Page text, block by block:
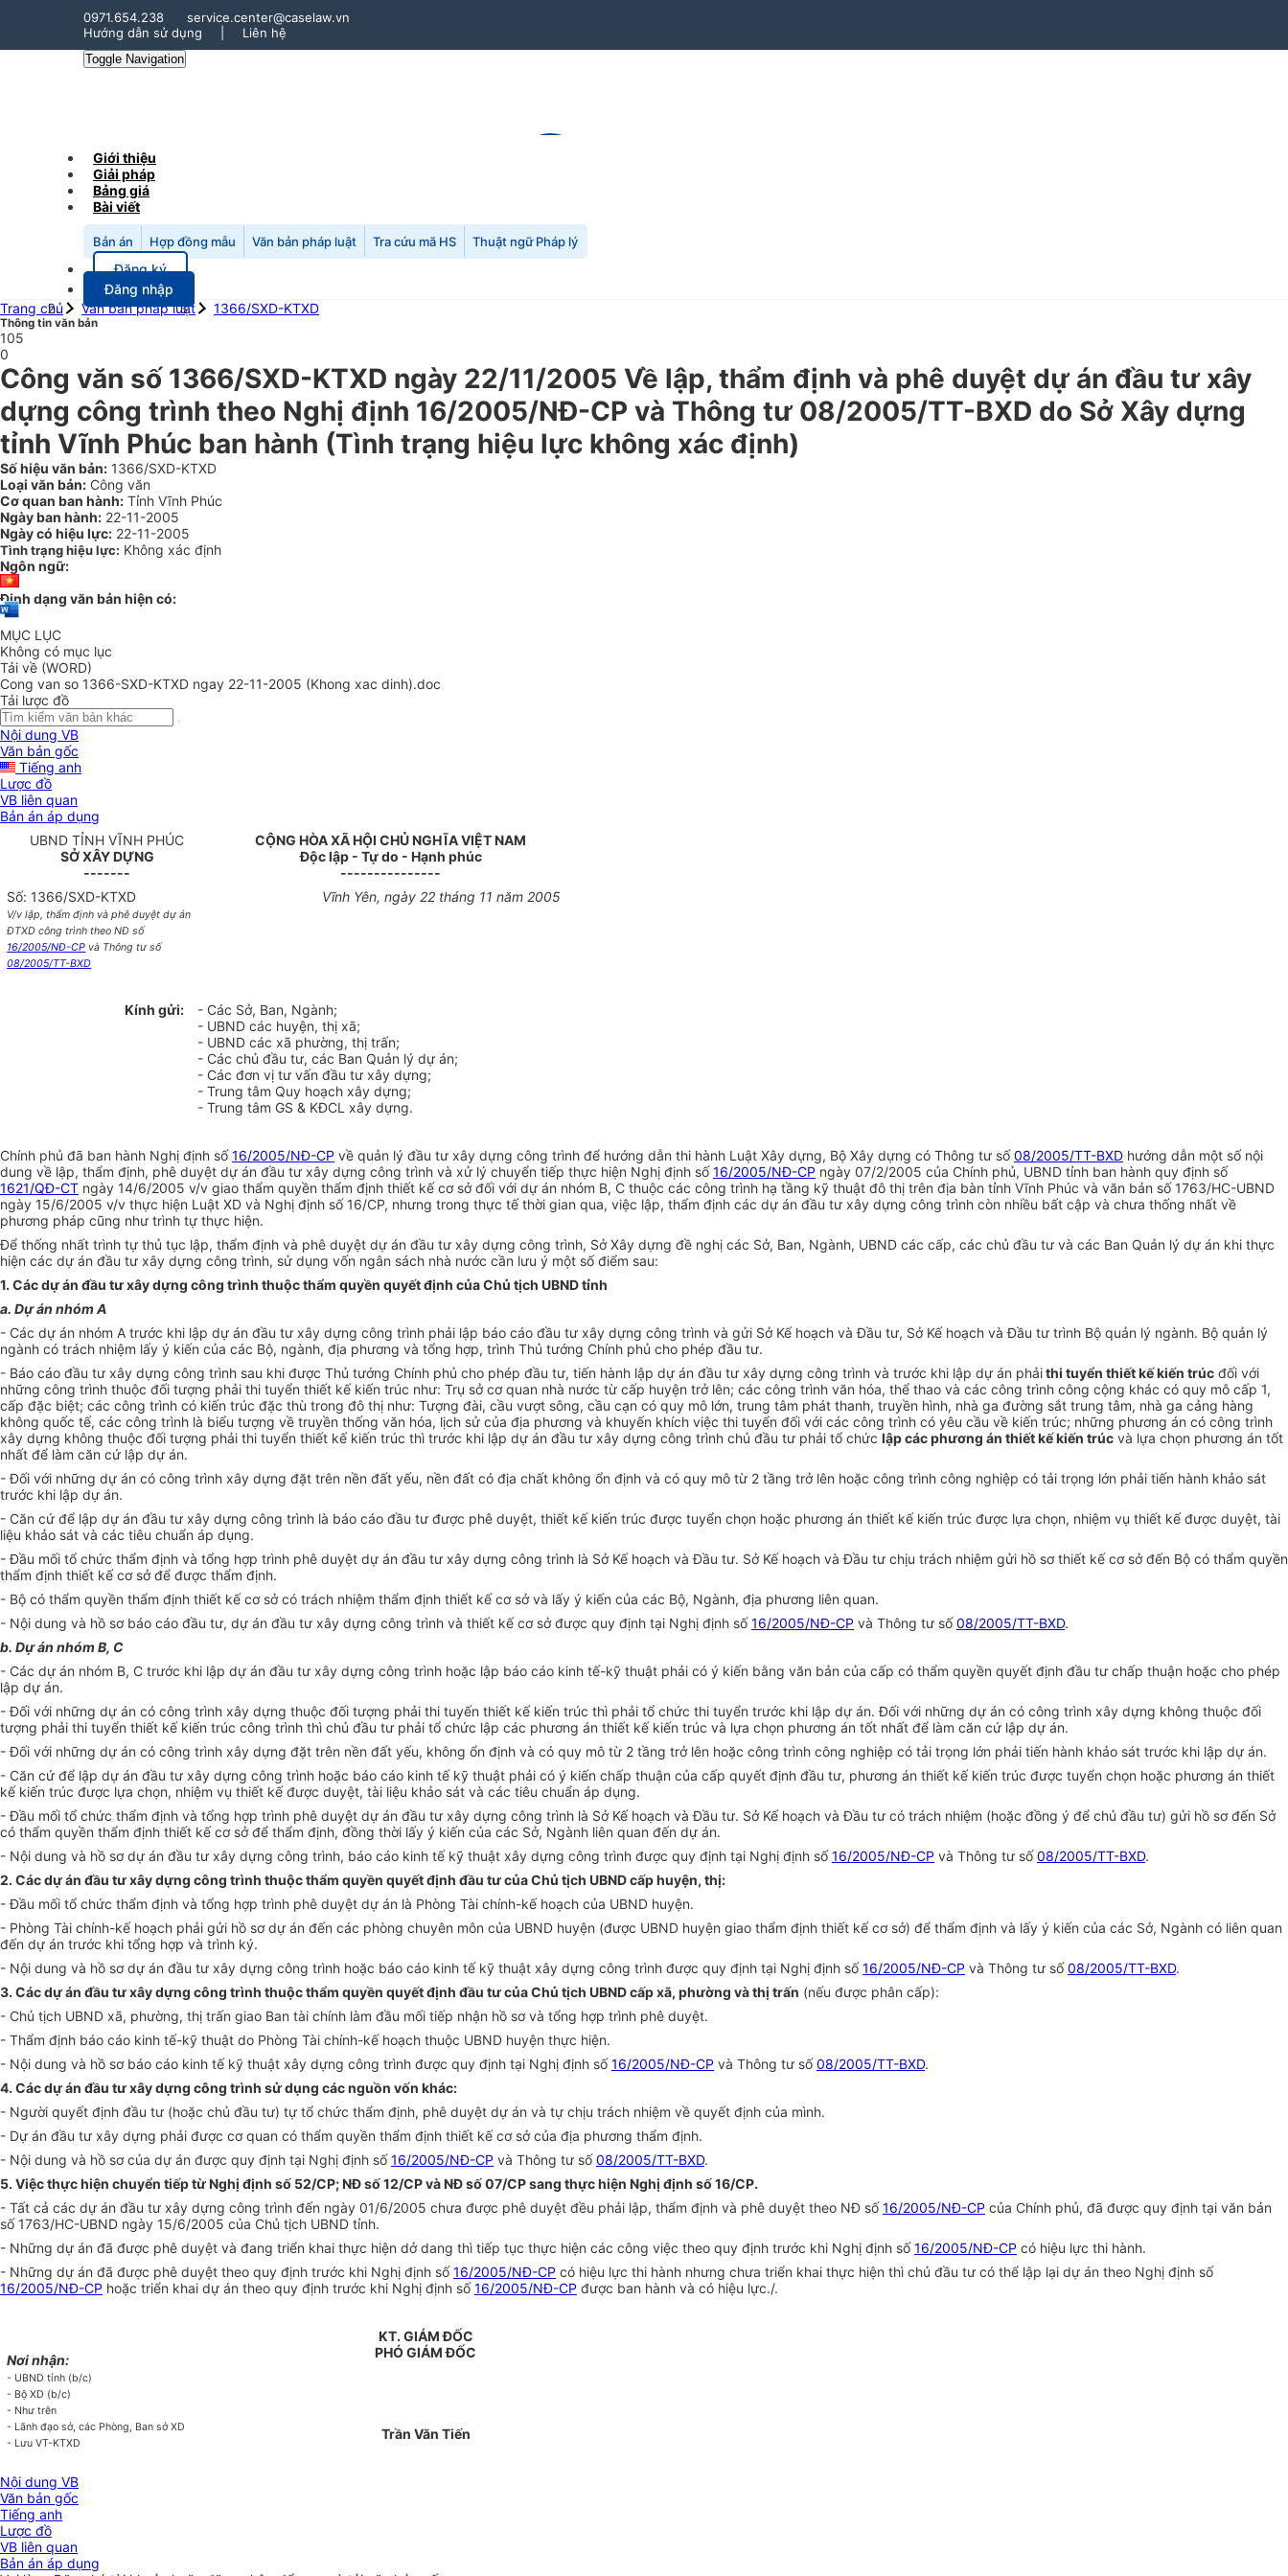
0971.654.238
service.center@caselaw.vn
Hướng dẫn sử dụng
Liên hệ
Toggle Navigation
Giới thiệu
Giải pháp
Bảng giá
Bài viết
Bản án Hợp đồng mẫu Văn bản pháp luật Tra cứu mã HS Thuật ngữ Pháp lý
Đăng ký
Đăng nhập
Trang chủ
Văn bản pháp luật 1366/SXD-KTXD
Thông tin văn bản
105
0
Công văn số 1366/SXD-KTXD ngày 22/11/2005 Về lập, thẩm định và phê duyệt dự án đầu tư xây
dựng công trình theo Nghị định 16/2005/NĐ-CP và Thông tư 08/2005/TT-BXD do Sở Xây dựng
tỉnh Vĩnh Phúc ban hành (Tình trạng hiệu lực không xác định)
Số hiệu văn bản: 1366/SXD-KTXD
Loại văn bản: Công văn
Cơ quan ban hành: Tỉnh Vĩnh Phúc
Ngày ban hành: 22-11-2005
Ngày có hiệu lực: 22-11-2005
Tình trạng hiệu lực: Không xác định
Ngôn ngữ:
Định dạng văn bản hiện có:
MỤC LỤC
Không có mục lục
Tải về (WORD)
Cong van so 1366-SXD-KTXD ngay 22-11-2005 (Khong xac dinh).doc
Tải lược đồ
Nội dung VB
Văn bản gốc
Tiếng anh
Lược đồ
VB liên quan
Bản án áp dụng
UBND TỈNH VĨNH PHÚC
SỞ XÂY DỰNG
-------
CỘNG HÒA XÃ HỘI CHỦ NGHĨA VIỆT NAM
Độc lập - Tự do - Hạnh phúc
---------------
Số: 1366/SXD-KTXD
V/v lập, thẩm định và phê duyệt dự án
ĐTXD công trình theo NĐ số
16/2005/NĐ-CP và Thông tư số
08/2005/TT-BXD
Vĩnh Yên, ngày 22 tháng 11 năm 2005
Kính gửi:
- Các Sở, Ban, Ngành;
- UBND các huyện, thị xã;
- UBND các xã phường, thị trấn;
- Các chủ đầu tư, các Ban Quản lý dự án;
- Các đơn vị tư vấn đầu tư xây dựng;
- Trung tâm Quy hoạch xây dựng;
- Trung tâm GS & KĐCL xây dựng.
Chính phủ đã ban hành Nghị định số16/2005/NĐ-CP về quản lý đầu tư xây dựng công trình để hướng dẫn thi hành Luật Xây dựng, Bộ Xây dựng có Thông tư số08/2005/TT-BXD hướng dẫn một số nội
dung về lập, thẩm định, phê duyệt dự án đầu tư xây dựng công trình và xử lý chuyển tiếp thực hiện Nghị định số16/2005/NĐ-CP ngày 07/2/2005 của Chính phủ, UBND tỉnh ban hành quy định số
1621/QĐ-CT ngày 14/6/2005 v/v giao thẩm quyền thẩm định thiết kế cơ sở đối với dự án nhóm B, C thuộc các công trình hạ tầng kỹ thuật đô thị trên địa bàn tỉnh Vĩnh Phúc và văn bản số 1763/HC-UBND
ngày 15/6/2005 v/v thực hiện Luật XD và Nghị định số 16/CP, nhưng trong thực tế thời gian qua, việc lập, thẩm định các dự án đầu tư xây dựng công trình còn nhiều bất cập và chưa thống nhất về
phương pháp cũng như trình tự thực hiện.
Để thống nhất trình tự thủ tục lập, thẩm định và phê duyệt dự án đầu tư xây dựng công trình, Sở Xây dựng đề nghị các Sở, Ban, Ngành, UBND các cấp, các chủ đầu tư và các Ban Quản lý dự án khi thực
hiện các dự án đầu tư xây dựng công trình, sử dụng vốn ngân sách nhà nước cần lưu ý một số điểm sau:
1. Các dự án đầu tư xây dựng công trình thuộc thẩm quyền quyết định của Chủ tịch UBND tỉnh
a. Dự án nhóm A
- Các dự án nhóm A trước khi lập dự án đầu tư xây dựng công trình phải lập báo cáo đầu tư xây dựng công trình và gửi Sở Kế hoạch và Đầu tư, Sở Kế hoạch và Đầu tư trình Bộ quản lý ngành. Bộ quản lý
ngành có trách nhiệm lấy ý kiến của các Bộ, ngành, địa phương và tổng hợp, trình Thủ tướng Chính phủ cho phép đầu tư.
- Báo cáo đầu tư xây dựng công trình sau khi được Thủ tướng Chính phủ cho phép đầu tư, tiến hành lập dự án đầu tư xây dựng công trình và trước khi lập dự án phảithi tuyển thiết kế kiến trúc đối với
những công trình thuộc đối tượng phải thi tuyển thiết kế kiến trúc như: Trụ sở cơ quan nhà nước từ cấp huyện trở lên; các công trình văn hóa, thể thao và các công trình công cộng khác có quy mô cấp 1,
cấp đặc biệt; các công trình có kiến trúc đặc thù trong đô thị như: Tượng đài, cầu vượt sông, cầu cạn có quy mô lớn, trung tâm phát thanh, truyền hình, nhà ga đường sắt trung tâm, nhà ga cảng hàng
không quốc tế, các công trình là biểu tượng về truyền thống văn hóa, lịch sử của địa phương và khuyến khích việc thi tuyển đối với các công trình có yêu cầu về kiến trúc; những phương án có công trình
xây dựng không thuộc đối tượng phải thi tuyển thiết kế kiến trúc thì trước khi lập dự án đầu tư xây dựng công trình chủ đầu tư phải tổ chức lập các phương án thiết kế kiến trúc và lựa chọn phương án tốt
nhất để làm căn cứ lập dự án.
- Đối với những dự án có công trình xây dựng đặt trên nền đất yếu, nền đất có địa chất không ổn định và có quy mô từ 2 tầng trở lên hoặc công trình công nghiệp có tải trọng lớn phải tiến hành khảo sát
trước khi lập dự án.
- Căn cứ để lập dự án đầu tư xây dựng công trình là báo cáo đầu tư được phê duyệt, thiết kế kiến trúc được tuyển chọn hoặc phương án thiết kế kiến trúc được lựa chọn, nhiệm vụ thiết kế được duyệt, tài
liệu khảo sát và các tiêu chuẩn áp dụng.
- Đầu mối tổ chức thẩm định và tổng hợp trình phê duyệt dự án đầu tư xây dựng công trình là Sở Kế hoạch và Đầu tư. Sở Kế hoạch và Đầu tư chịu trách nhiệm gửi hồ sơ thiết kế cơ sở đến Bộ có thẩm quyền
thẩm định thiết kế cơ sở để được thẩm định.
- Bộ có thẩm quyền thẩm định thiết kế cơ sở có trách nhiệm thẩm định thiết kế cơ sở và lấy ý kiến của các Bộ, Ngành, địa phương liên quan.
- Nội dung và hồ sơ báo cáo đầu tư, dự án đầu tư xây dựng công trình và thiết kế cơ sở được quy định tại Nghị định số16/2005/NĐ-CP và Thông tư số08/2005/TT-BXD.
b. Dự án nhóm B, C
- Các dự án nhóm B, C trước khi lập dự án đầu tư xây dựng công trình hoặc lập báo cáo kinh tế-kỹ thuật phải có ý kiến bằng văn bản của cấp có thẩm quyền quyết định đầu tư chấp thuận hoặc cho phép
lập dự án.
- Đối với những dự án có công trình xây dựng thuộc đối tượng phải thi tuyến thiết kế kiến trúc thì phải tổ chức thi tuyển trước khi lập dự án. Đối với những dự án có công trình xây dựng không thuộc đối
tượng phải thi tuyển thiết kế kiến trúc công trình thì chủ đầu tư phải tổ chức lập các phương án thiết kế kiến trúc và lựa chọn phương án tốt nhất để làm căn cứ lập dự án.
- Đối với những dự án có công trình xây dựng đặt trên nền đất yếu, không ổn định và có quy mô từ 2 tầng trở lên hoặc công trình công nghiệp có tải trọng lớn phải tiến hành khảo sát trước khi lập dự án.
- Căn cứ để lập dự án đầu tư xây dựng công trình hoặc báo cáo kinh tế kỹ thuật phải có ý kiến chấp thuận của cấp quyết định đầu tư, phương án thiết kế kiến trúc được tuyển chọn hoặc phương án thiết
kế kiến trúc được lựa chọn, nhiệm vụ thiết kế được duyệt, tài liệu khảo sát và các tiêu chuẩn áp dụng.
- Đầu mối tổ chức thẩm định và tổng hợp trình phê duyệt dự án đầu tư xây dựng công trình là Sở Kế hoạch và Đầu tư. Sở Kế hoạch và Đầu tư có trách nhiệm (hoặc đồng ý để chủ đầu tư) gửi hồ sơ đến Sở
có thẩm quyền thẩm định thiết kế cơ sở để thẩm định, đồng thời lấy ý kiến của các Sở, Ngành liên quan đến dự án.
- Nội dung và hồ sơ dự án đầu tư xây dựng công trình, báo cáo kinh tế kỹ thuật xây dựng công trình được quy định tại Nghị định số16/2005/NĐ-CP và Thông tư số08/2005/TT-BXD.
2. Các dự án đầu tư xây dựng công trình thuộc thẩm quyền quyết định đầu tư của Chủ tịch UBND cấp huyện, thị:
- Đầu mối tổ chức thẩm định và tổng hợp trình phê duyệt dự án là Phòng Tài chính-kế hoạch của UBND huyện.
- Phòng Tài chính-kế hoạch phải gửi hồ sơ dự án đến các phòng chuyên môn của UBND huyện (được UBND huyện giao thẩm định thiết kế cơ sở) để thẩm định và lấy ý kiến của các Sở, Ngành có liên quan
đến dự án trước khi tổng hợp và trình ký.
- Nội dung và hồ sơ dự án đầu tư xây dựng công trình hoặc báo cáo kinh tế kỹ thuật xây dựng công trình được quy định tại Nghị định số16/2005/NĐ-CP và Thông tư số08/2005/TT-BXD.
3. Các dự án đầu tư xây dựng công trình thuộc thẩm quyền quyết định đầu tư của Chủ tịch UBND cấp xã, phường và thị trấn (nếu được phân cấp):
- Chủ tịch UBND xã, phường, thị trấn giao Ban tài chính làm đầu mối tiếp nhận hồ sơ và tổng hợp trình phê duyệt.
- Thẩm định báo cáo kinh tế-kỹ thuật do Phòng Tài chính-kế hoạch thuộc UBND huyện thực hiện.
- Nội dung và hồ sơ báo cáo kinh tế kỹ thuật xây dựng công trình được quy định tại Nghị định số16/2005/NĐ-CP và Thông tư số08/2005/TT-BXD.
4. Các dự án đầu tư xây dựng công trình sử dụng các nguồn vốn khác:
- Người quyết định đầu tư (hoặc chủ đầu tư) tự tổ chức thẩm định, phê duyệt dự án và tự chịu trách nhiệm về quyết định của mình.
- Dự án đầu tư xây dựng phải được cơ quan có thẩm quyền thẩm định thiết kế cơ sở của địa phương thẩm định.
- Nội dung và hồ sơ của dự án được quy định tại Nghị định số16/2005/NĐ-CP và Thông tư số08/2005/TT-BXD.
5. Việc thực hiện chuyển tiếp từ Nghị định số 52/CP; NĐ số 12/CP và NĐ số 07/CP sang thực hiện Nghị định số 16/CP.
- Tất cả các dự án đầu tư xây dựng công trình đến ngày 01/6/2005 chưa được phê duyệt đều phải lập, thẩm định và phê duyệt theo NĐ số16/2005/NĐ-CP của Chính phủ, đã được quy định tại văn bản
số 1763/HC-UBND ngày 15/6/2005 của Chủ tịch UBND tỉnh.
- Những dự án đã được phê duyệt và đang triển khai thực hiện dở dang thì tiếp tục thực hiện các công việc theo quy định trước khi Nghị định số16/2005/NĐ-CP có hiệu lực thi hành.
- Những dự án đã được phê duyệt theo quy định trước khi Nghị định số16/2005/NĐ-CP có hiệu lực thi hành nhưng chưa triển khai thực hiện thì chủ đầu tư có thể lập lại dự án theo Nghị định số
16/2005/NĐ-CP hoặc triển khai dự án theo quy định trước khi Nghị định số16/2005/NĐ-CP được ban hành và có hiệu lực./.
Nơi nhận:
- UBND tỉnh (b/c)
- Bộ XD (b/c)
- Như trên
- Lãnh đạo sở, các Phòng, Ban sở XD
- Lưu VT-KTXD
KT. GIÁM ĐỐC
PHÓ GIÁM ĐỐC
Trần Văn Tiến
Nội dung VB
Văn bản gốc
Tiếng anh
Lược đồ
VB liên quan
Bản án áp dụng